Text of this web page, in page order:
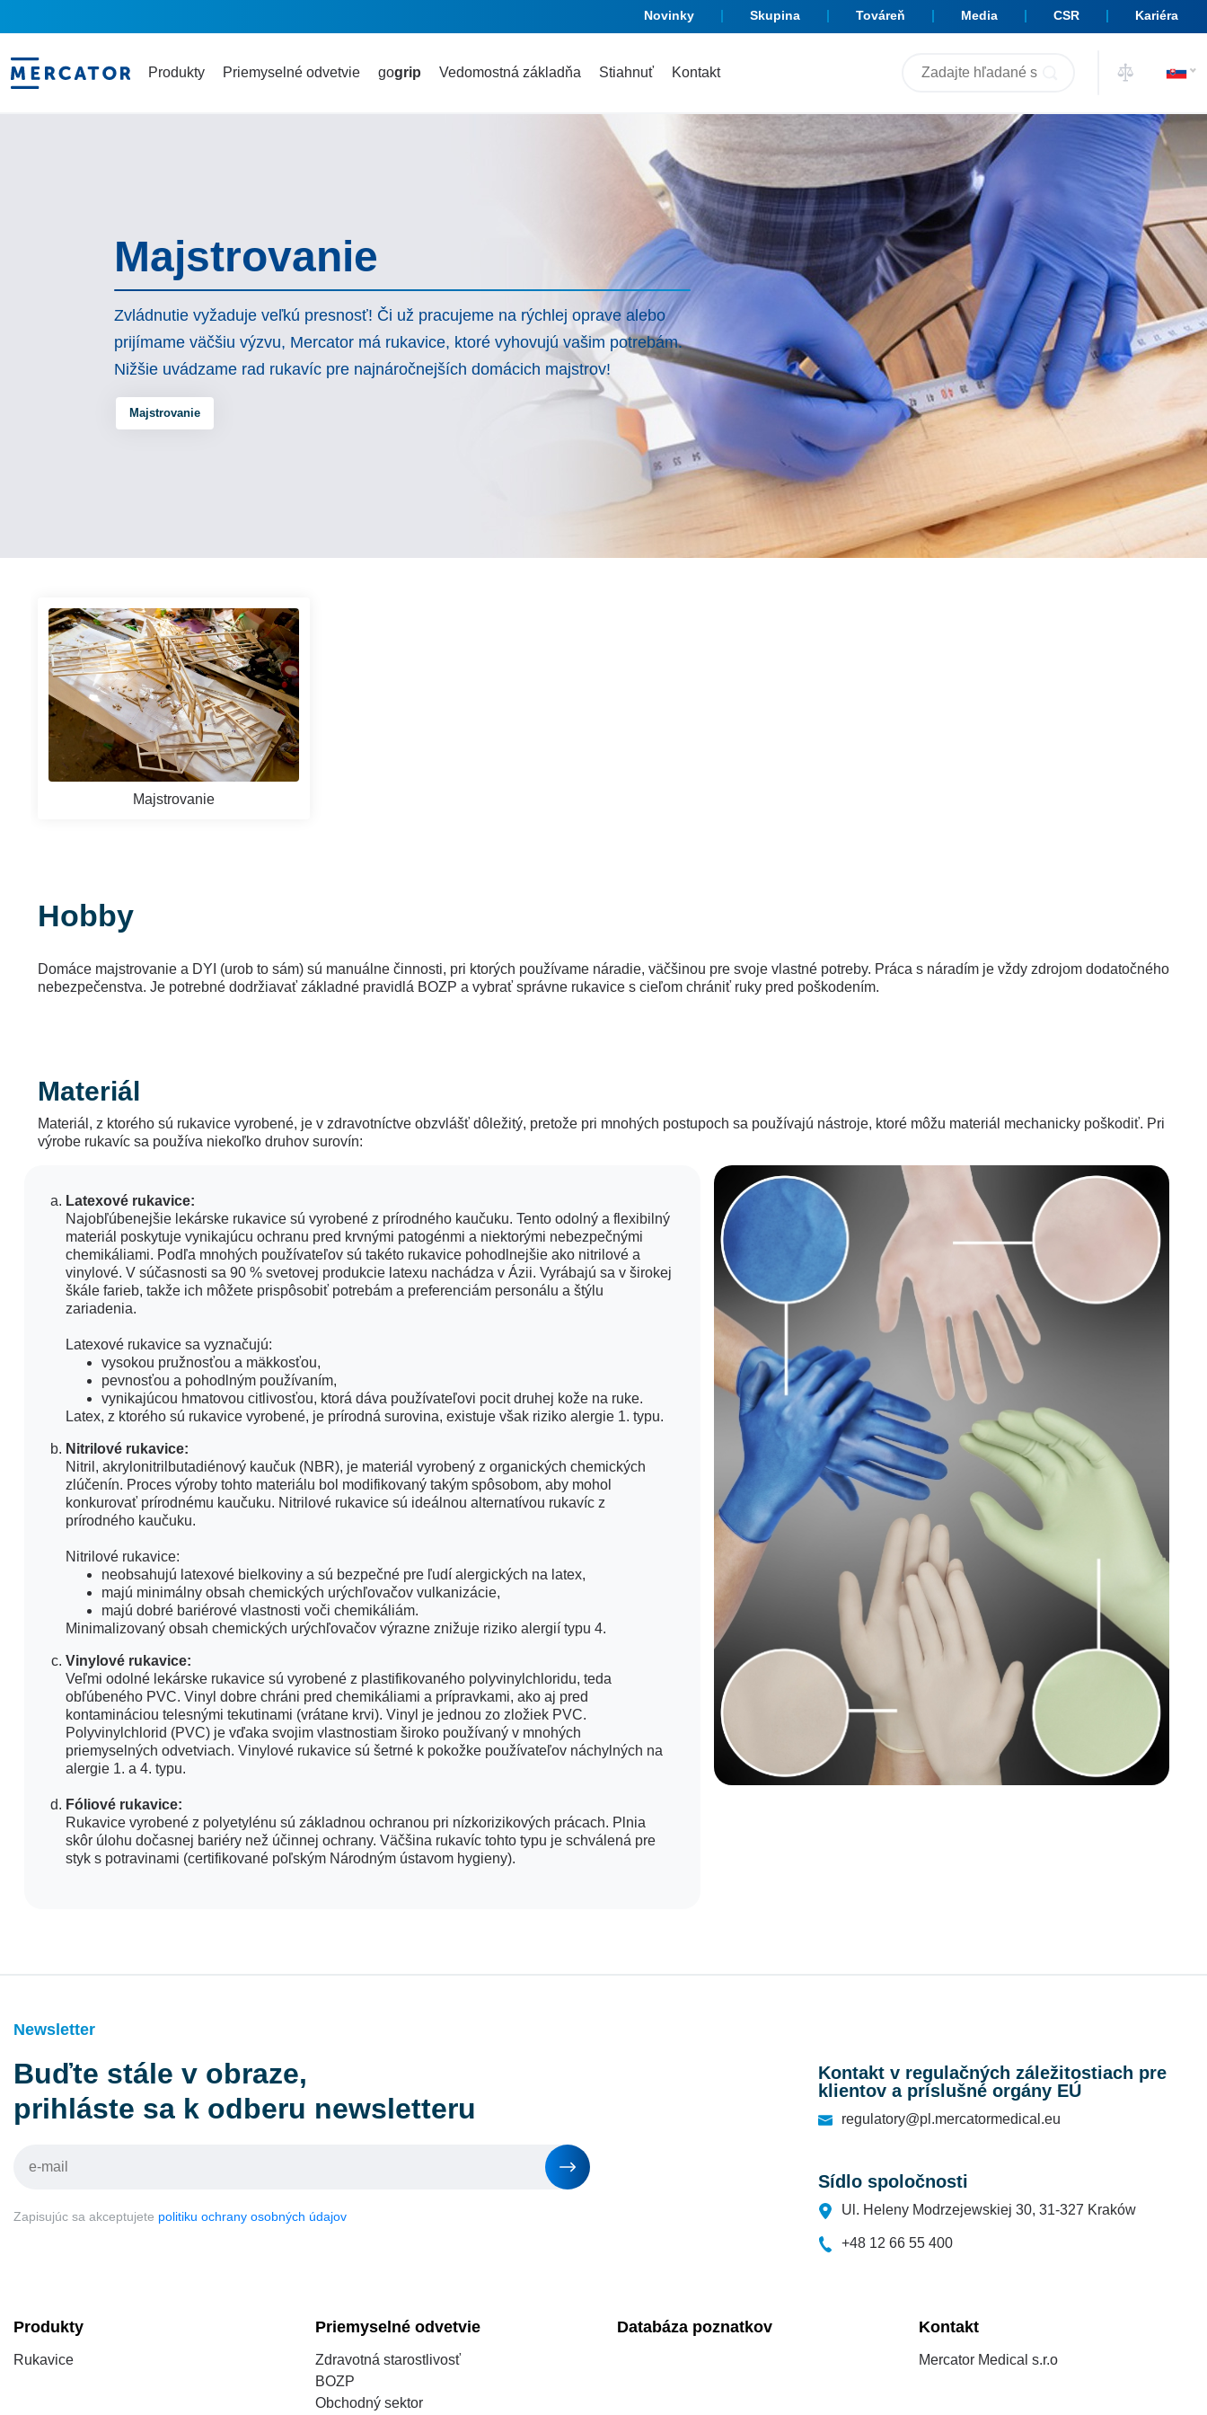
Novinky Skupina Továreň Media CSR Kariéra
Produkty Priemyselné odvetvie gogrip Vedomostná základňa Stiahnuť Kontakt
Majstrovanie
Zvládnutie vyžaduje veľkú presnosť! Či už pracujeme na rýchlej oprave alebo
prijímame väčšiu výzvu, Mercator má rukavice, ktoré vyhovujú vašim potrebám.
Nižšie uvádzame rad rukavíc pre najnáročnejších domácich majstrov!
Majstrovanie
Majstrovanie
Hobby
Domáce majstrovanie a DYI (urob to sám) sú manuálne činnosti, pri ktorých používame náradie, väčšinou pre svoje vlastné potreby. Práca s náradím je vždy zdrojom dodatočného
nebezpečenstva. Je potrebné dodržiavať základné pravidlá BOZP a vybrať správne rukavice s cieľom chrániť ruky pred poškodením.
Materiál
Materiál, z ktorého sú rukavice vyrobené, je v zdravotníctve obzvlášť dôležitý, pretože pri mnohých postupoch sa používajú nástroje, ktoré môžu materiál mechanicky poškodiť. Pri
výrobe rukavíc sa používa niekoľko druhov surovín:
Latexové rukavice:
Najobľúbenejšie lekárske rukavice sú vyrobené z prírodného kaučuku. Tento odolný a flexibilný
materiál poskytuje vynikajúcu ochranu pred krvnými patogénmi a niektorými nebezpečnými
chemikáliami. Podľa mnohých používateľov sú takéto rukavice pohodlnejšie ako nitrilové a
vinylové. V súčasnosti sa 90 % svetovej produkcie latexu nachádza v Ázii. Vyrábajú sa v širokej
škále farieb, takže ich môžete prispôsobiť potrebám a preferenciám personálu a štýlu
zariadenia.
Latexové rukavice sa vyznačujú:
vysokou pružnosťou a mäkkosťou,
pevnosťou a pohodlným používaním,
vynikajúcou hmatovou citlivosťou, ktorá dáva používateľovi pocit druhej kože na ruke.
Latex, z ktorého sú rukavice vyrobené, je prírodná surovina, existuje však riziko alergie 1. typu.
Nitrilové rukavice:
Nitril, akrylonitrilbutadiénový kaučuk (NBR), je materiál vyrobený z organických chemických
zlúčenín. Proces výroby tohto materiálu bol modifikovaný takým spôsobom, aby mohol
konkurovať prírodnému kaučuku. Nitrilové rukavice sú ideálnou alternatívou rukavíc z
prírodného kaučuku.
Nitrilové rukavice:
neobsahujú latexové bielkoviny a sú bezpečné pre ľudí alergických na latex,
majú minimálny obsah chemických urýchľovačov vulkanizácie,
majú dobré bariérové vlastnosti voči chemikáliám.
Minimalizovaný obsah chemických urýchľovačov výrazne znižuje riziko alergií typu 4.
Vinylové rukavice:
Veľmi odolné lekárske rukavice sú vyrobené z plastifikovaného polyvinylchloridu, teda
obľúbeného PVC. Vinyl dobre chráni pred chemikáliami a prípravkami, ako aj pred
kontamináciou telesnými tekutinami (vrátane krvi). Vinyl je jednou zo zložiek PVC.
Polyvinylchlorid (PVC) je vďaka svojim vlastnostiam široko používaný v mnohých
priemyselných odvetviach. Vinylové rukavice sú šetrné k pokožke používateľov náchylných na
alergie 1. a 4. typu.
Fóliové rukavice:
Rukavice vyrobené z polyetylénu sú základnou ochranou pri nízkorizikových prácach. Plnia
skôr úlohu dočasnej bariéry než účinnej ochrany. Väčšina rukavíc tohto typu je schválená pre
styk s potravinami (certifikované poľským Národným ústavom hygieny).
Newsletter
Buďte stále v obraze,
prihláste sa k odberu newsletteru
Zapisujúc sa akceptujete politiku ochrany osobných údajov
Kontakt v regulačných záležitostiach pre
klientov a príslušné orgány EÚ
regulatory@pl.mercatormedical.eu
Sídlo spoločnosti
Ul. Heleny Modrzejewskiej 30, 31-327 Kraków
+48 12 66 55 400
Produkty
Rukavice
Priemyselné odvetvie
Zdravotná starostlivosť
BOZP
Obchodný sektor
Databáza poznatkov Kontakt
Mercator Medical s.r.o